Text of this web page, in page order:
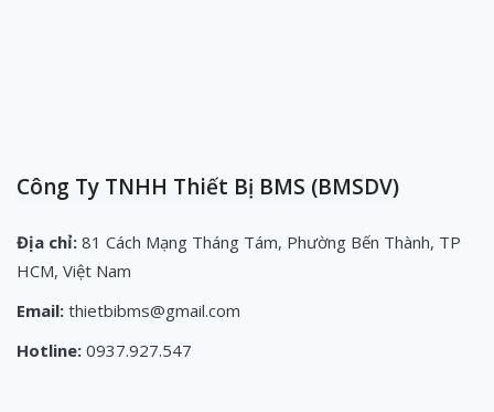
Công Ty TNHH Thiết Bị BMS (BMSDV)
Địa chỉ: 81 Cách Mạng Tháng Tám, Phường Bến Thành, TP
HCM, Việt Nam
Email: thietbibms@gmail.com
Hotline: 0937.927.547